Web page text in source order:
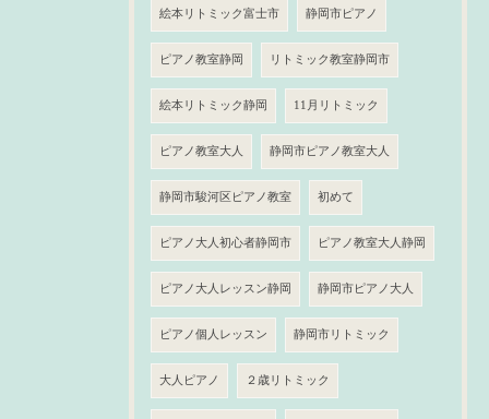
絵本リトミック富士市 静岡市ピアノ
ピアノ教室静岡 リトミック教室静岡市
絵本リトミック静岡 11月リトミック
ピアノ教室大人 静岡市ピアノ教室大人
静岡市駿河区ピアノ教室 初めて
ピアノ大人初心者静岡市 ピアノ教室大人静岡
ピアノ大人レッスン静岡 静岡市ピアノ大人
ピアノ個人レッスン 静岡市リトミック
大人ピアノ ２歳リトミック